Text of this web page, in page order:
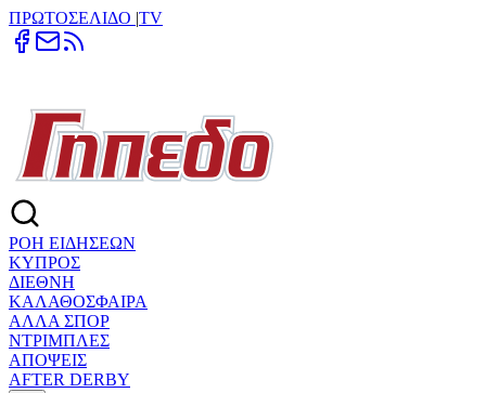
ΠΡΩΤΟΣΕΛΙΔΟ |TV
ΡΟΗ ΕΙΔΗΣΕΩΝ
ΚΥΠΡΟΣ
ΔΙΕΘΝΗ
ΚΑΛΑΘΟΣΦΑΙΡΑ
ΑΛΛΑ ΣΠΟΡ
ΝΤΡΙΜΠΛΕΣ
ΑΠΟΨΕΙΣ
AFTER DERBY